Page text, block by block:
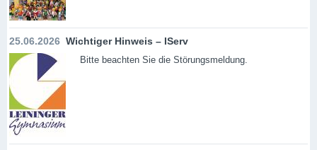
25.06.2026 Wichtiger Hinweis – IServ
Bitte beachten Sie die Störungsmeldung.